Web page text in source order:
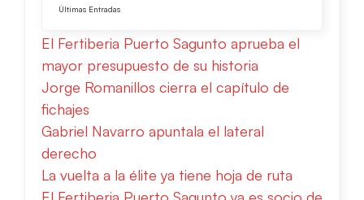
Últimas Entradas
El Fertiberia Puerto Sagunto aprueba el
mayor presupuesto de su historia
Jorge Romanillos cierra el capítulo de
fichajes
Gabriel Navarro apuntala el lateral
derecho
La vuelta a la élite ya tiene hoja de ruta